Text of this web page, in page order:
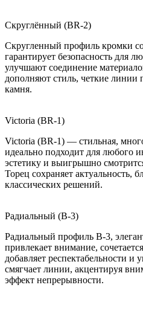
Скруглённый (BR-2)
Скругленный профиль кромки
гарантирует безопасность для
улучшают соединение
дополняют стиль, четкие линии
камня.
Victoria (BR-1)
Victoria (BR-1) — стильная,
идеально подходит для любого
эстетику и выигрышно
Торец сохраняет актуальность,
классических решений.
Радиальный (B-3)
Радиальный профиль B-3,
привлекает внимание,
добавляет респектабельности и
смягчает линии, акцентируя
эффект непрерывности.